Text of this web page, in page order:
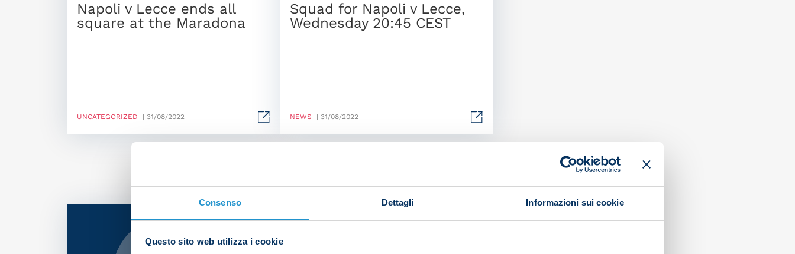
Consenso Dettagli Informazioni sui cookie
Questo sito web utilizza i cookie
Napoli v Lecce ends all
square at the Maradona
UNCATEGORIZED | 31/08/2022
Squad for Napoli v Lecce,
Wednesday 20:45 CEST
NEWS | 31/08/2022